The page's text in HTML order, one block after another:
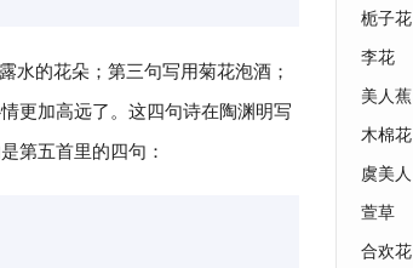
水的花朵；第三句写用菊花泡酒；
更加高远了。这四句诗在陶渊明写
第五首里的四句：
栀子花
李花
美人蕉
木棉花
虞美人
萱草
合欢花